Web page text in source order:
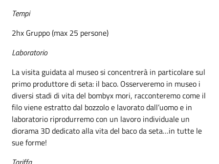
Tempi
2hx Gruppo (max 25 persone)
Laboratorio
La visita guidata al museo si concentrerà in particolare sul
primo produttore di seta: il baco. Osserveremo in museo i
diversi stadi di vita del bombyx mori, racconteremo come il
filo viene estratto dal bozzolo e lavorato dall’uomo e in
laboratorio riprodurremo con un lavoro individuale un
diorama 3D dedicato alla vita del baco da seta…in tutte le
sue forme!